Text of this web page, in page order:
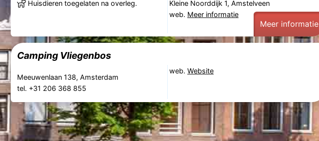
Huisdieren toegelaten na overleg.
Kleine Noorddijk 1, Amstelveen
web. Meer informatie
Meer informatie
Camping Vliegenbos
Meeuwenlaan 138, Amsterdam
tel. +31 206 368 855
web. Website